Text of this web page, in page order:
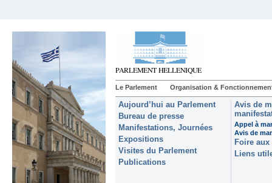
Le Parlement Organisation &
Aujourd’hui au Parlement
Bureau de presse
Manifestations, Journées
Expositions
Visites du Parlement
Publications
Avis de
Appel à
Avis de
Foire
Liens